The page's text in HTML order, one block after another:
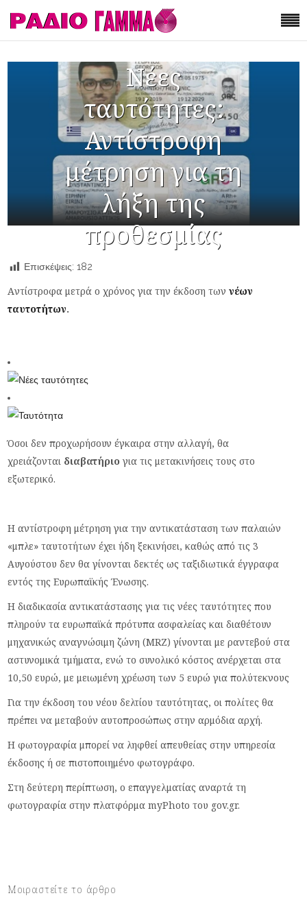
Νέες
ταυτότητες:
Αντίστροφη
μέτρηση για τη
λήξη της
προθεσμίας
Επισκέψεις: 182
Aντίστροφα μετρά ο χρόνος για την έκδοση των νέων
ταυτοτήτων.
Όσοι δεν προχωρήσουν έγκαιρα στην αλλαγή, θα
χρειάζονται διαβατήριογια τις μετακινήσεις τους στο
εξωτερικό.
Η αντίστροφη μέτρηση για την αντικατάσταση των παλαιών
«μπλε» ταυτοτήτων έχει ήδη ξεκινήσει, καθώς από τις 3
Αυγούστου δεν θα γίνονται δεκτές ως ταξιδιωτικά έγγραφα
εντός της Ευρωπαϊκής Ένωσης.
Η διαδικασία αντικατάστασης για τις νέες ταυτότητες που
πληρούν τα ευρωπαϊκά πρότυπα ασφαλείας και διαθέτουν
μηχανικώς αναγνώσιμη ζώνη (MRZ) γίνονται με ραντεβού στα
αστυνομικά τμήματα, ενώ το συνολικό κόστος ανέρχεται στα
10,50 ευρώ, με μειωμένη χρέωση των 5 ευρώ για πολύτεκνους
Για την έκδοση του νέου δελτίου ταυτότητας, οι πολίτες θα
πρέπει να μεταβούν αυτοπροσώπως στην αρμόδια αρχή.
Η φωτογραφία μπορεί να ληφθεί απευθείας στην υπηρεσία
έκδοσης ή σε πιστοποιημένο φωτογράφο.
Στη δεύτερη περίπτωση, ο επαγγελματίας αναρτά τη
φωτογραφία στην πλατφόρμα myPhoto του gov.gr.
Μοιραστείτε το άρθρο